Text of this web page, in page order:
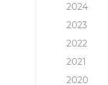
2024
2023
2022
2021
2020